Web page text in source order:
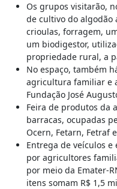
Os grupos visitarão,
de cultivo do algodão
crioulas, forragem,
um biodigestor,
propriedade rural, a
No espaço, também
agricultura familiar e
Fundação José
Feira de produtos da
barracas, ocupadas
Ocern, Fetarn, Fetraf
Entrega de veículos
por agricultores
por meio da Emater-
itens somam R$ 1,5